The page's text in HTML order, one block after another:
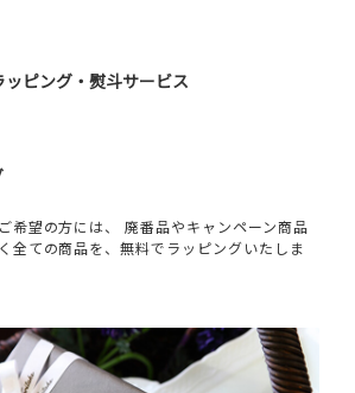
ッピング・熨斗サービス
希望の方には、 廃番品やキャンペーン商品
全ての商品を、無料でラッピングいたしま